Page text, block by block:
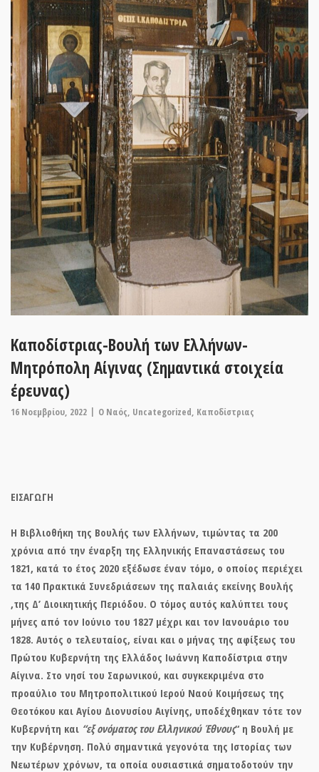
Καποδίστριας-Βουλή των Ελλήνων-
Μητρόπολη Αίγινας (Σημαντικά στοιχεία
έρευνας)
16 Νοεμβρίου, 2022 O Ναός, Uncategorized, Καποδίστριας
ΕΙΣΑΓΩΓΗ
Η Βιβλιοθήκη της Βουλής των Ελλήνων, τιμώντας τα 200
χρόνια από την έναρξη της Ελληνικής Επαναστάσεως του
1821, κατά το έτος 2020 εξέδωσε έναν τόμο, ο οποίος περιέχει
τα 140 Πρακτικά Συνεδριάσεων της παλαιάς εκείνης Βουλής
,της Δ’ Διοικητικής Περιόδου. Ο τόμος αυτός καλύπτει τους
μήνες από τον Ιούνιο του 1827 μέχρι και τον Ιανουάριο του
1828. Αυτός ο τελευταίος, είναι και ο μήνας της αφίξεως του
Πρώτου Κυβερνήτη της Ελλάδος Ιωάννη Καποδίστρια στην
Αίγινα. Στο νησί του Σαρωνικού, και συγκεκριμένα στο
προαύλιο του Μητροπολιτικού Ιερού Ναού Κοιμήσεως της
Θεοτόκου και Αγίου Διονυσίου Αιγίνης, υποδέχθηκαν τότε τον
Κυβερνήτη και “εξ ονόματος του Ελληνικού Έθνους“ η Βουλή με
την Κυβέρνηση. Πολύ σημαντικά γεγονότα της Ιστορίας των
Νεωτέρων χρόνων, τα οποία ουσιαστικά σηματοδοτούν την